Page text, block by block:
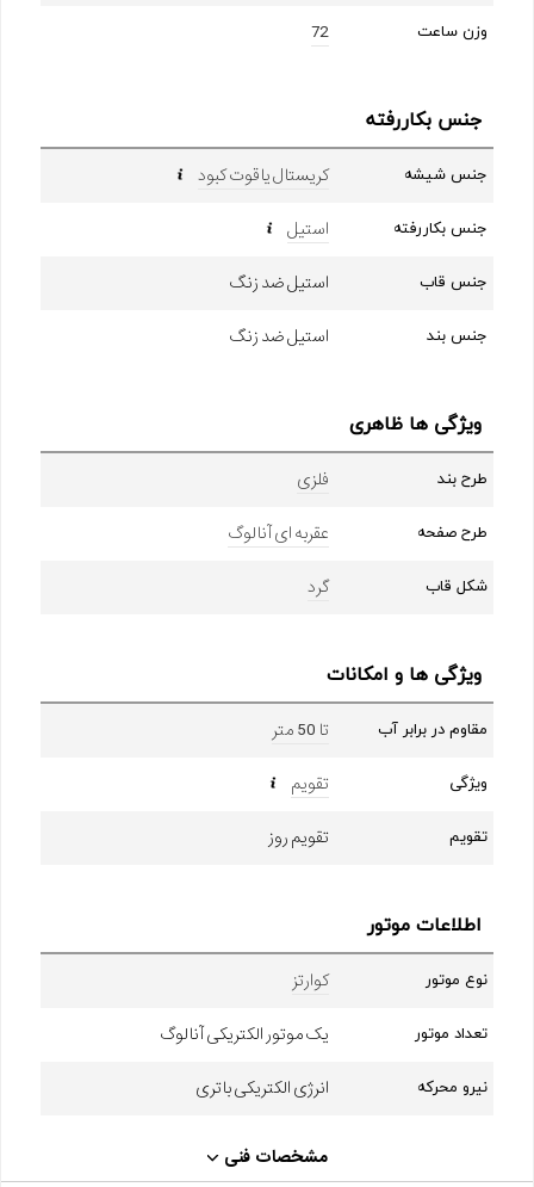
وزن ساعت 72
جنس بکاررفته
جنس شیشه کریستال یاقوت کبود
جنس بکاررفته استیل
جنس قاب استیل ضد زنگ
جنس بند استیل ضد زنگ
ویژگی ها ظاهری
طرح بند فلزی
طرح صفحه عقربه ای آنالوگ
شکل قاب گرد
ویژگی ها و امکانات
مقاوم در برابر آب تا 50 متر
ویژگی تقویم
تقویم تقویم روز
اطلاعات موتور
نوع موتور کوارتز
تعداد موتور یک موتور الکتریکی آنالوگ
نیرو محرکه انرژی الکتریکی باتری
مشخصات فنی